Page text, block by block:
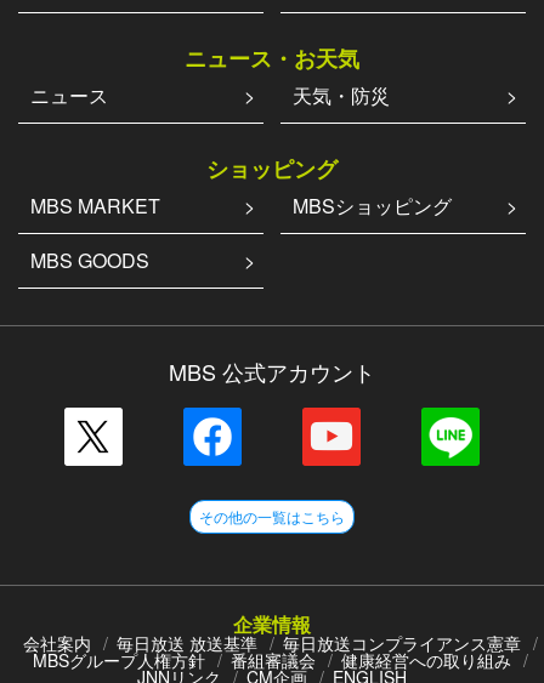
ニュース・お天気
ニュース 天気・防災
ショッピング
MBS MARKET
MBSショッピング
MBS GOODS
MBS 公式アカウント
その他の一覧はこちら
企業情報
会社案内 毎日放送 放送基準 毎日放送コンプライアンス憲章
MBSグループ人権方針 番組審議会 健康経営への取り組み
JNNリンク CM企画 ENGLISH